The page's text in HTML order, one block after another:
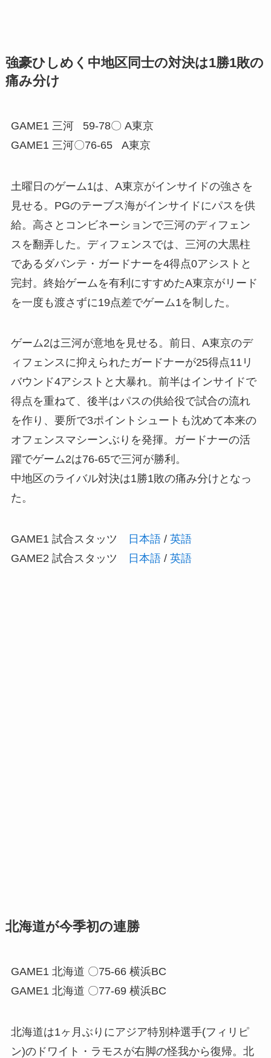
強豪ひしめく中地区同士の対決は1勝1敗の
痛み分け
GAME1 三河 59-78〇 A東京
GAME1 三河〇76-65 A東京
土曜日のゲーム1は、A東京がインサイドの強さを
見せる。PGのテーブス海がインサイドにパスを供
給。高さとコンビネーションで三河のディフェン
スを翻弄した。ディフェンスでは、三河の大黒柱
であるダバンテ・ガードナーを4得点0アシストと
完封。終始ゲームを有利にすすめたA東京がリード
を一度も渡さずに19点差でゲーム1を制した。
ゲーム2は三河が意地を見せる。前日、A東京のデ
ィフェンスに抑えられたガードナーが25得点11リ
バウンド4アシストと大暴れ。前半はインサイドで
得点を重ねて、後半はパスの供給役で試合の流れ
を作り、要所で3ポイントシュートも沈めて本来の
オフェンスマシーンぶりを発揮。ガードナーの活
躍でゲーム2は76‐65で三河が勝利。
中地区のライバル対決は1勝1敗の痛み分けとなっ
た。
GAME1 試合スタッツ 日本語/ 英語
GAME2 試合スタッツ
日本語/ 英語
北海道が今季初の連勝
GAME1 北海道 〇75-66 横浜BC
GAME1 北海道 〇77-69 横浜BC
北海道は1ヶ月ぶりにアジア特別枠選手(フィリピ
ン)のドワイト・ラモスが右脚の怪我から復帰。北